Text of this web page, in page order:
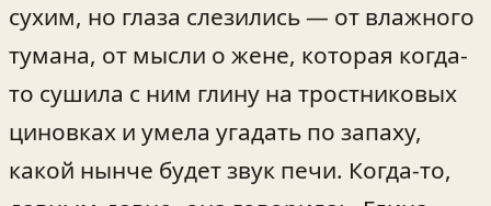
сухим, но глаза слезились — от влажного
тумана, от мысли о жене, которая когда-
то сушила с ним глину на тростниковых
циновках и умела угадать по запаху,
какой нынче будет звук печи. Когда-то,